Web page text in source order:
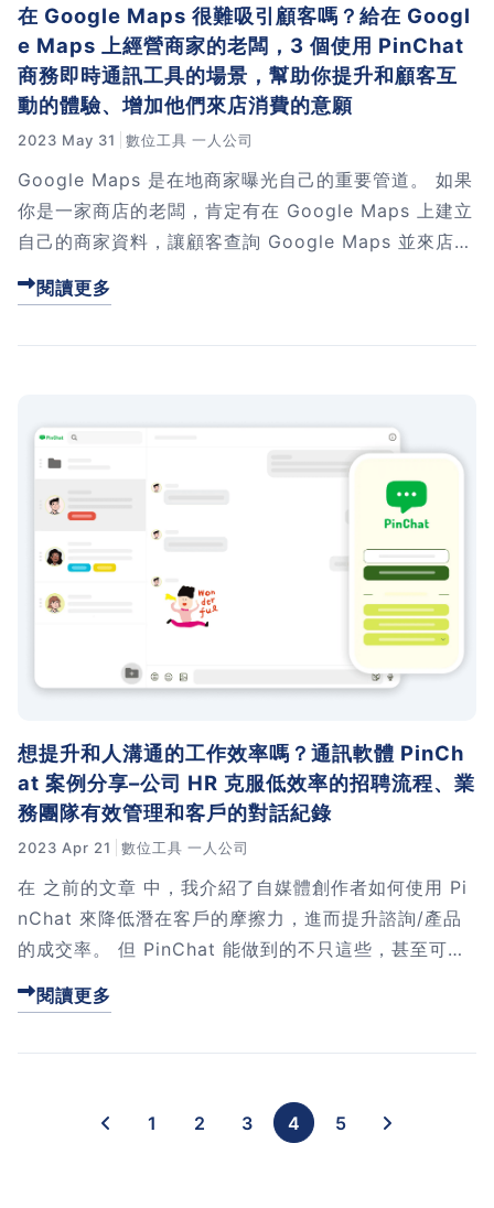
在 Google Maps 很難吸引顧客嗎？給在 Googl
e Maps 上經營商家的老闆，3 個使用 PinChat
商務即時通訊工具的場景，幫助你提升和顧客互
動的體驗、增加他們來店消費的意願
2023 May 31 數位工具 一人公司
Google Maps 是在地商家曝光自己的重要管道。 如果
你是一家商店的老闆，肯定有在 Google Maps 上建立
自己的商家資料，讓顧客查詢 Google Maps 並來店消
閱讀更多
想提升和人溝通的工作效率嗎？通訊軟體 PinCh
at 案例分享–公司 HR 克服低效率的招聘流程、業
務團隊有效管理和客戶的對話紀錄
2023 Apr 21 數位工具 一人公司
在 之前的文章 中，我介紹了自媒體創作者如何使用 Pi
nChat 來降低潛在客戶的摩擦力，進而提升諮詢/產品
的成交率。 但 PinChat 能做到的不只這些，甚至可以
閱讀更多
1 2 3 4 5